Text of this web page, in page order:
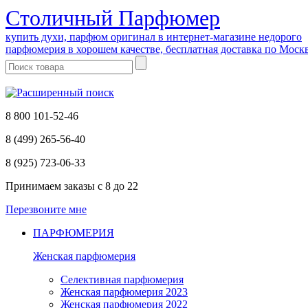
Cтоличный Парфюмер
купить духи, парфюм оригинал в интернет-магазине недорого
парфюмерия в хорошем качестве, бесплатная доставка по
8 800 101-52-46
8 (499) 265-56-40
8 (925) 723-06-33
Принимаем заказы с 8 до 22
Перезвоните мне
ПАРФЮМЕРИЯ
Женская парфюмерия
Селективная парфюмерия
Женская парфюмерия 2023
Женская парфюмерия 2022